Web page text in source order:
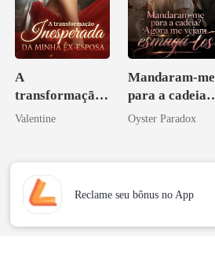
A
transformação
inesperada da
Valentine
Mandaram-me
para a cadeia?
Agora me
Oyster Paradox
Reclame seu bônus no App